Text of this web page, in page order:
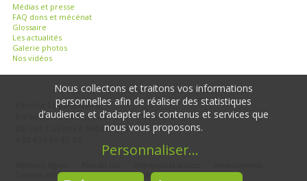
Médias et presse
FAQ dons et mécénat
Glossaire
Les actualités
Galerie photos
Nos vidéos
Centre Léon Bérard
Direction de la Recherche - Cheney D
28, rue Laënnec 69008 Lyon
Gestionnaire de consentement
Nous collectons et traitons vos informations
personnelles afin de réaliser des statistiques
d’audience et d’adapter les contenus et services que
nous vous proposons.
Personnaliser...